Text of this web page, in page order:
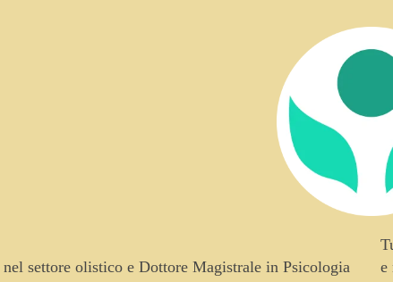
settore olistico e Dottore Magistrale in Psicologia
e